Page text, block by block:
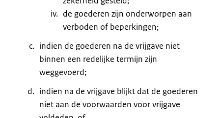
de goederen zijn onderworpen aan
verboden of beperkingen;
indien de goederen na de vrijgave niet
binnen een redelijke termijn zijn
weggevoerd;
indien na de vrijgave blijkt dat de goederen
niet aan de voorwaarden voor vrijgave